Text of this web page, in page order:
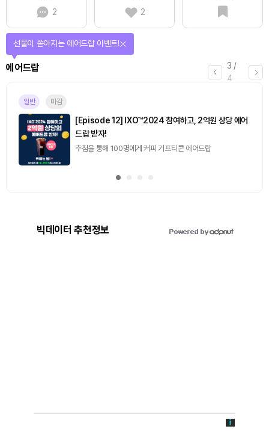
2
2
4 /
4
퀴즈
퀴즈풀고 선물 받자!
마감
[토큰포스트] 기사 퀴즈 658회차
2026.08.07 (금) ~ 2026.08.08 (토)
빅데이터 추천정보